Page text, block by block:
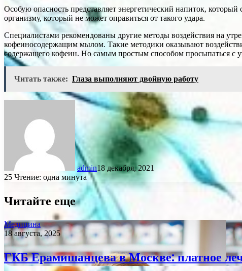
Особую опасность представляет энергетический напиток,
организму, который не может оправиться от такого удара.
Специалистами рекомендованы другие методы воздействия на
кофеиносодержащим мылом. Такие методики оказывают
содержащего кофеин. Но самым простым способом просыпаться с
Читать также: Глаза выполняют двойную работу
admin18 декабря, 2021
25 Чтение: одна минута
Читайте еще
Медицина
18 августа, 2025
ГКБ Ерамишанцева в Москве: платное